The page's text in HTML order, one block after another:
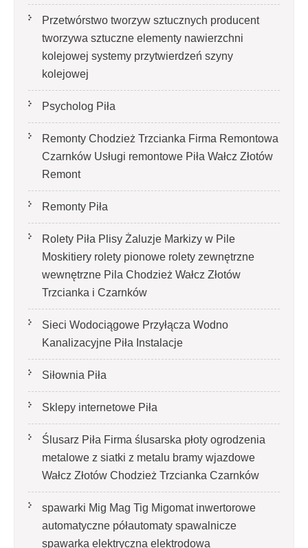
Przetwórstwo tworzyw sztucznych producent
tworzywa sztuczne elementy nawierzchni
kolejowej systemy przytwierdzeń szyny
kolejowej
Psycholog Piła
Remonty Chodzież Trzcianka Firma Remontowa
Czarnków Usługi remontowe Piła Wałcz Złotów
Remont
Remonty Piła
Rolety Piła Plisy Żaluzje Markizy w Pile
Moskitiery rolety pionowe rolety zewnętrzne
wewnętrzne Pila Chodzież Wałcz Złotów
Trzcianka i Czarnków
Sieci Wodociągowe Przyłącza Wodno
Kanalizacyjne Piła Instalacje
Siłownia Piła
Sklepy internetowe Piła
Ślusarz Piła Firma ślusarska płoty ogrodzenia
metalowe z siatki z metalu bramy wjazdowe
Wałcz Złotów Chodzież Trzcianka Czarnków
spawarki Mig Mag Tig Migomat inwertorowe
automatyczne półautomaty spawalnicze
spawarka elektryczna elektrodowa